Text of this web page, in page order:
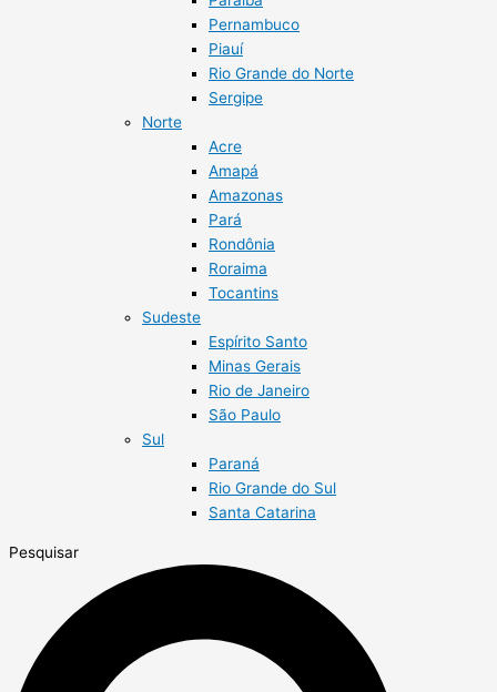
Pernambuco
Piauí
Rio Grande do Norte
Sergipe
Norte
Acre
Amapá
Amazonas
Pará
Rondônia
Roraima
Tocantins
Sudeste
Espírito Santo
Minas Gerais
Rio de Janeiro
São Paulo
Sul
Paraná
Rio Grande do Sul
Santa Catarina
Pesquisar